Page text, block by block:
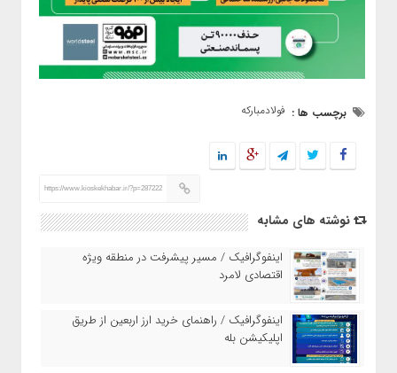
برچسب ها : فولادمبارکه
https://www.kioskekhabar.ir/?p=287222
نوشته های مشابه
اینفوگرافیک / مسیر پیشرفت در منطقه ویژه
اقتصادی لامرد
اینفوگرافیک / راهنمای خرید ارز اربعین از طریق
اپلیکیشن بله